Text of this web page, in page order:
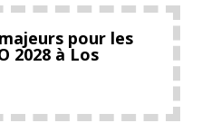
pour les
2028 à Los